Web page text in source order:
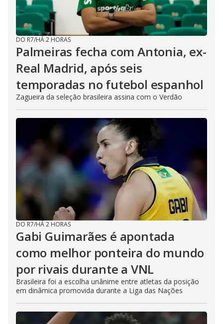
DO R7/HÁ 2 HORAS
Palmeiras fecha com Antonia, ex-
Real Madrid, após seis
temporadas no futebol espanhol
Zagueira da seleção brasileira assina com o Verdão
DO R7/HÁ 2 HORAS
Gabi Guimarães é apontada
como melhor ponteira do mundo
por rivais durante a VNL
Brasileira foi a escolha unânime entre atletas da posição
em dinâmica promovida durante a Liga das Nações